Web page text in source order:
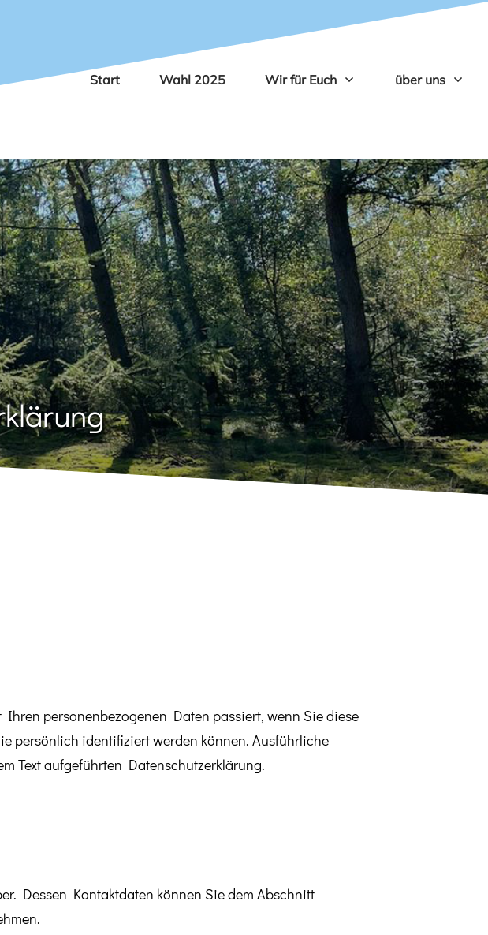
Start Wahl 2025 Wir für Euch über uns
personenbezogenen Daten passiert, wenn Sie diese
persönlich identifiziert werden können. Ausführliche
Text aufgeführten Datenschutzerklärung.
Dessen Kontaktdaten können Sie dem Abschnitt